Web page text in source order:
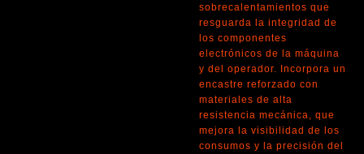
sobrecalentamientos que
resguarda la integridad de
los componentes
electrónicos de la máquina
y del operador. Incorpora un
encastre reforzado con
materiales de alta
resistencia mecánica, que
mejora la visibilidad de los
consumos y la precisión del